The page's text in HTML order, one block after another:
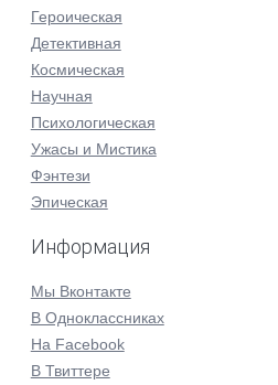
Героическая
Детективная
Космическая
Научная
Психологическая
Ужасы и Мистика
Фэнтези
Эпическая
Информация
Мы Вконтакте
В Одноклассниках
На Facebook
В Твиттере